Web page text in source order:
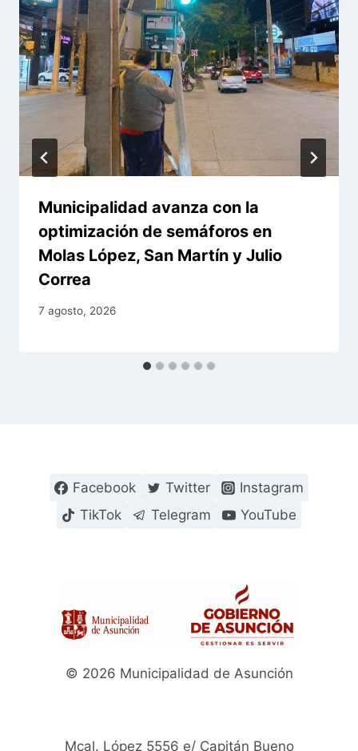
Municipalidad avanza con la
optimización de semáforos en
Molas López, San Martín y Julio
Correa
7 agosto, 2026
Facebook Twitter
Instagram
TikTok
Telegram YouTube
© 2026 Municipalidad de Asunción
Mcal. López 5556 e/ Capitán Bueno